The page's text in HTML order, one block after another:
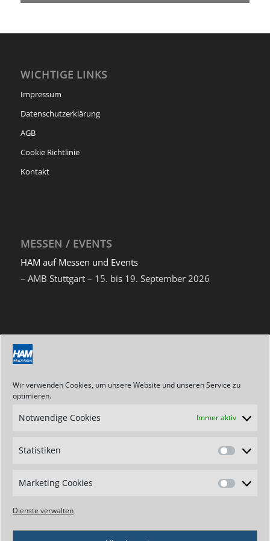
Wir verwenden Cookies, um unsere Website und unseren Service zu
optimieren.
Notwendige Cookies Immer aktiv
Statistiken
Marketing Cookies
Dienste verwalten
WICHTIGE LINKS
Impressum
Datenschutzerklärung
AGB
Cookie Richtlinie
Kontakt
MESSEN / EVENTS
HAM auf Messen und Events
– AMB Stuttgart – 15. bis 19. September 2026
NEWSLETTER
Abonnieren Sie unseren Newsletter
Hartmetallwerkzeugfabrik
Stegwiesen 2
Telefon: +49 7347 - 61-0